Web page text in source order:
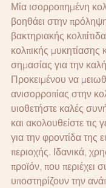
Μία ισορροπημένη
βοηθάει στην
βακτηριακής
κολπικής μυκητίασης
σημασίας για την
Προκειμένου να
ανισορροπίας στην
υιοθετήστε καλές
και ακολουθείστε τις
για την φροντίδα της
περιοχής. Ιδανικά,
προϊόν, που περιέχει
υποστηρίζουν την